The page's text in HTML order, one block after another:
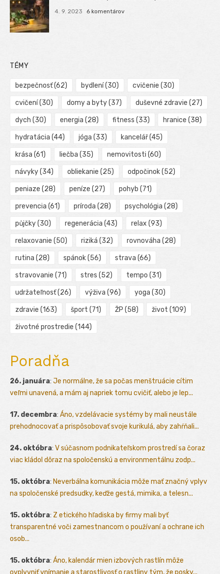
4. 9. 2023 6 komentárov
TÉMY
bezpečnosť(62) bydlení(30) cvičenie (30)
cvičení(30) domy a byty(37) duševné zdravie (27)
dych (30) energia (28) fitness (33) hranice (38)
hydratácia (44) jóga (33) kancelář(45)
krása (61) liečba (35) nemovitosti (60)
návyky(34) obliekanie (25) odpočinok(52)
peniaze (28) peníze (27) pohyb (71)
prevencia (61) príroda (28) psychológia (28)
půjčky(30) regenerácia (43) relax (93)
relaxovanie (50) riziká (32) rovnováha (28)
rutina (28) spánok(56) strava (66)
stravovanie (71) stres (52) tempo (31)
udržateľnosť(26) výživa (96) yoga (30)
zdravie (163) šport (71) ŽP (58) život (109)
životné prostredie (144)
Poradňa
26. januára: Je normálne, že sa počas menštruácie cítim
veľmi unavená, a mám aj napriek tomu cvičiť, alebo je lep...
17. decembra: Áno, vzdelávacie systémy by mali neustále
prehodnocovať a prispôsobovať svoje kurikulá, aby zahŕňali...
24. októbra: V súčasnom podnikateľskom prostredí sa čoraz
viac kládol dôraz na spoločenskú a environmentálnu zodp...
15. októbra: Neverbálna komunikácia môže mať značný vplyv
na spoločenské predsudky, keďže gestá, mimika, a telesn...
15. októbra: Z etického hľadiska by firmy mali byť
transparentné voči zamestnancom o používaní a ochrane ich
osob...
15. októbra: Áno, kalendár mien izbových rastlín môže
ovplyvniť vnímanie a starostlivosť o rastliny tým, že posky...